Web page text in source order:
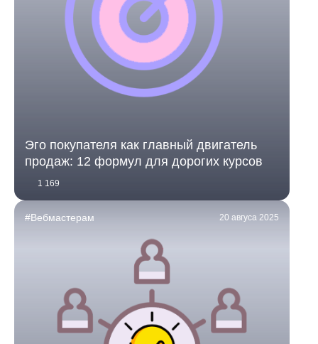
Эго покупателя как главный двигатель
продаж: 12 формул для дорогих курсов
1 169
#Вебмастерам 20 авгуса 2025